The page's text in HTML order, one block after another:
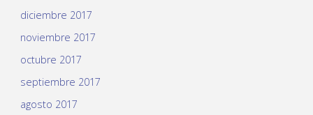
diciembre 2017
noviembre 2017
octubre 2017
septiembre 2017
agosto 2017